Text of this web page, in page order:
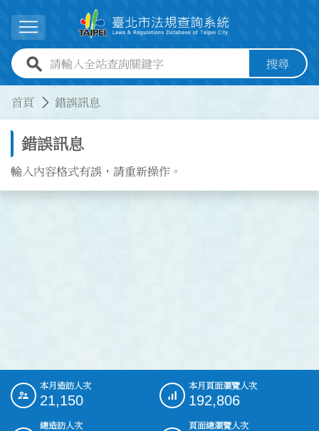
展開選單
全站查詢關鍵字欄位 搜尋
首頁 錯誤訊息
錯誤訊息
輸入內容格式有誤，請重新操作。
::: 本月造訪人次
21,150
本月頁面瀏覽人次
192,806
總造訪人次
頁面總瀏覽人次